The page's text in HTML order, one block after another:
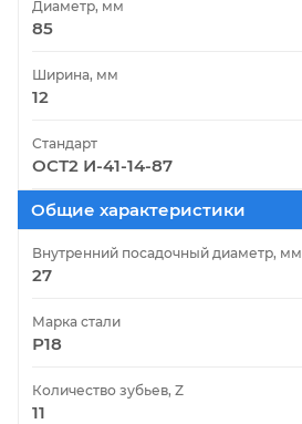
Диаметр, мм
85
Ширина, мм
12
Стандарт
ОСТ2 И-41-14-87
Общие характеристики
Внутренний посадочный диаметр, мм
27
Марка стали
Р18
Количество зубьев, Z
11